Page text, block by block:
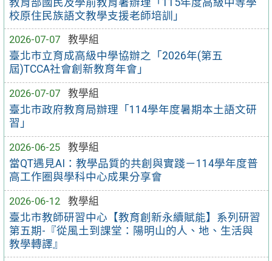
校原住民族語文教學支援老師培訓」
2026-07-07
教學組
臺北市立育成高級中學協辦之「2026年(第五
屆)TCCA社會創新教育年會」
2026-07-07
教學組
臺北市政府教育局辦理「114學年度暑期本土語文研
習」
2026-06-25
教學組
當QT遇見AI：教學品質的共創與實踐－114學年度普
高工作圈與學科中心成果分享會
2026-06-12
教學組
臺北市教師研習中心【教育創新永續賦能】系列研習
第五期-『從風土到課堂：陽明山的人、地、生活與
教學轉譯』